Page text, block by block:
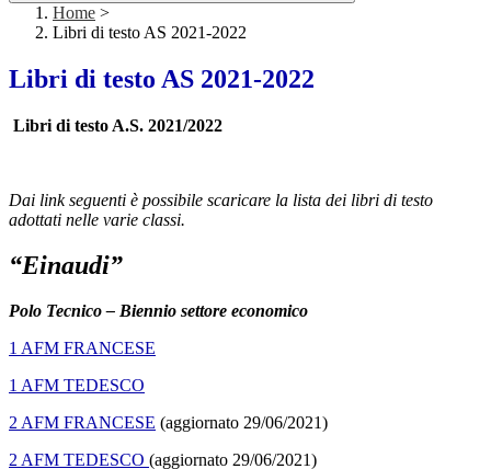
Home >
Libri di testo AS 2021-2022
Libri di testo AS 2021-2022
Libri di testo A.S. 2021/2022
Dai link seguenti è possibile scaricare la lista dei libri di testo
adottati nelle varie classi.
“Einaudi”
Polo Tecnico – Biennio settore economico
1 AFM FRANCESE
1 AFM TEDESCO
2 AFM FRANCESE (aggiornato 29/06/2021)
2 AFM TEDESCO (aggiornato 29/06/2021)